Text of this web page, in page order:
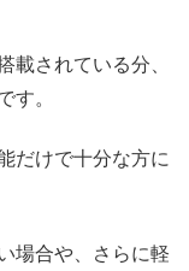
載されている分、
す。
だけで十分な方に
場合や、さらに軽